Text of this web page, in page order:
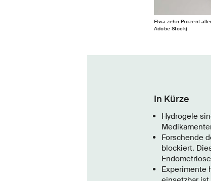
Etwa zehn Prozent
Adobe Stock)
In Kürze
Hydrogele
Forschende
blockiert.
Experimente